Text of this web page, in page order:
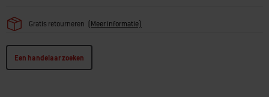
Gratis retourneren (Meer informatie)
Een handelaar zoeken